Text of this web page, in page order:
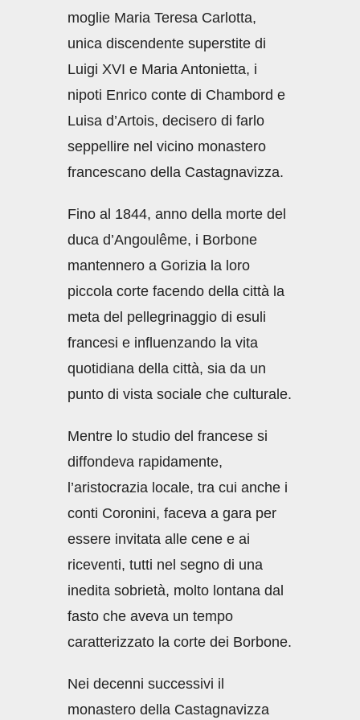
moglie Maria Teresa Carlotta,
unica discendente superstite di
Luigi XVI e Maria Antonietta, i
nipoti Enrico conte di Chambord e
Luisa d’Artois, decisero di farlo
seppellire nel vicino monastero
francescano della Castagnavizza.
Fino al 1844, anno della morte del
duca d’Angoulême, i Borbone
mantennero a Gorizia la loro
piccola corte facendo della città la
meta del pellegrinaggio di esuli
francesi e influenzando la vita
quotidiana della città, sia da un
punto di vista sociale che culturale.
Mentre lo studio del francese si
diffondeva rapidamente,
l’aristocrazia locale, tra cui anche i
conti Coronini, faceva a gara per
essere invitata alle cene e ai
riceventi, tutti nel segno di una
inedita sobrietà, molto lontana dal
fasto che aveva un tempo
caratterizzato la corte dei Borbone.
Nei decenni successivi il
monastero della Castagnavizza